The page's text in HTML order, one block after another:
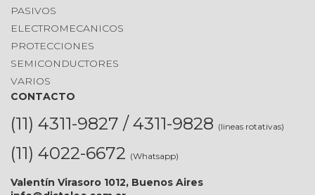
PASIVOS
ELECTROMECANICOS
PROTECCIONES
SEMICONDUCTORES
VARIOS
CONTACTO
(11) 4311-9827 / 4311-9828 (lineas rotativas)
(11) 4022-6672 (Whatsapp)
Valentín Virasoro 1012, Buenos Aires